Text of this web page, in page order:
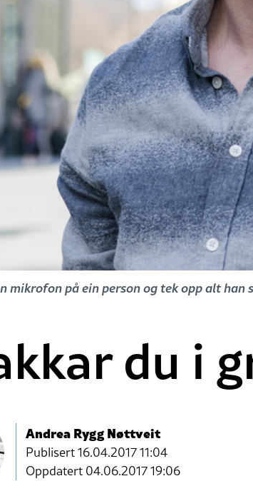
mikrofon på ein person og tek opp alt
du i
Andrea Rygg Nøttveit
Publisert16.04.2017 11:04
Oppdatert 04.06.2017 19:06